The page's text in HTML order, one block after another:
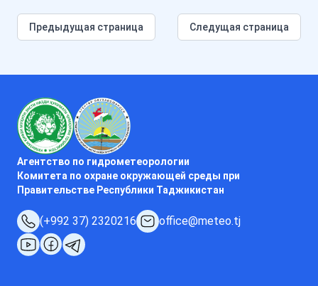
Предыдущая страница Следущая страница
Агентство по гидрометеорологии
Комитета по охране окружающей среды при
Правительстве Республики Таджикистан
(+992 37) 2320216 office@meteo.tj